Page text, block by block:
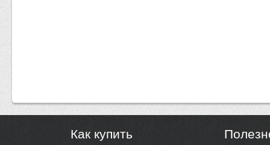
Как купить